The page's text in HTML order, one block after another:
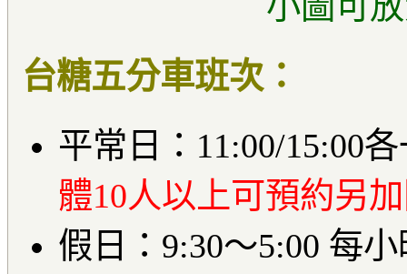
台糖五分車班次：
平常日：11:00/15:00
體10人以上可預約另
假日：9:30～5:00 每